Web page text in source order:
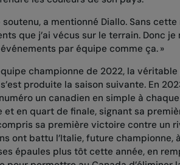
a mentionné Diallo. Sans cette
que j’ai vécus sur le terrain. Donc je
par équipe comme ça. »
championne de 2022, la
produite la saison suivante. En
un canadien en simple à
et en quart de finale, signant sa
sa première victoire contre un
ont battu l’Italie, future championne,
épaules plus tôt cette année, en